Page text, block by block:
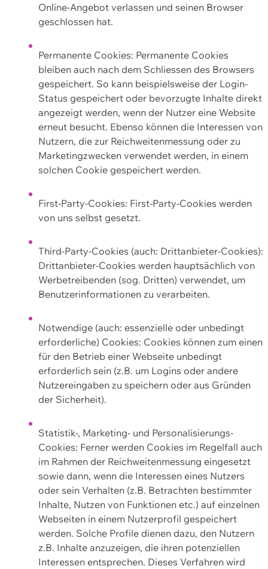
Online-Angebot verlassen und seinen Browser
geschlossen hat.
Permanente Cookies: Permanente Cookies
bleiben auch nach dem Schliessen des Browsers
gespeichert. So kann beispielsweise der Login-
Status gespeichert oder bevorzugte Inhalte direkt
angezeigt werden, wenn der Nutzer eine Website
erneut besucht. Ebenso können die Interessen von
Nutzern, die zur Reichweitenmessung oder zu
Marketingzwecken verwendet werden, in einem
solchen Cookie gespeichert werden.
First-Party-Cookies: First-Party-Cookies werden
von uns selbst gesetzt.
Third-Party-Cookies (auch: Drittanbieter-Cookies):
Drittanbieter-Cookies werden hauptsächlich von
Werbetreibenden (sog. Dritten) verwendet, um
Benutzerinformationen zu verarbeiten.
Notwendige (auch: essenzielle oder unbedingt
erforderliche) Cookies: Cookies können zum einen
für den Betrieb einer Webseite unbedingt
erforderlich sein (z.B. um Logins oder andere
Nutzereingaben zu speichern oder aus Gründen
der Sicherheit).
Statistik-, Marketing- und Personalisierungs-
Cookies: Ferner werden Cookies im Regelfall auch
im Rahmen der Reichweitenmessung eingesetzt
sowie dann, wenn die Interessen eines Nutzers
oder sein Verhalten (z.B. Betrachten bestimmter
Inhalte, Nutzen von Funktionen etc.) auf einzelnen
Webseiten in einem Nutzerprofil gespeichert
werden. Solche Profile dienen dazu, den Nutzern
z.B. Inhalte anzuzeigen, die ihren potenziellen
Interessen entsprechen. Dieses Verfahren wird